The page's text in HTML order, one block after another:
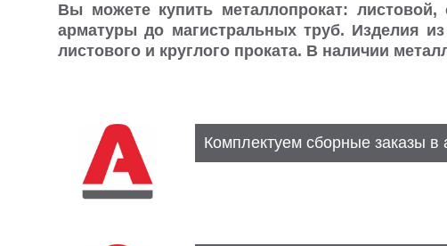
Вы можете купить металлопрокат: листовой,
арматуры до магистральных труб. Изделия
листового и круглого проката. В наличии
Комплектуем сборные заказы в